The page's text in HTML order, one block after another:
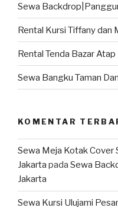
Sewa
Rental Kursi Tiffany dan
Rental Tenda Bazar
Sewa Bangku Taman
KOMENTAR
Sewa Meja Kotak Cover
Jakarta pada Sewa
Jakarta
Sewa Kursi Ulujami